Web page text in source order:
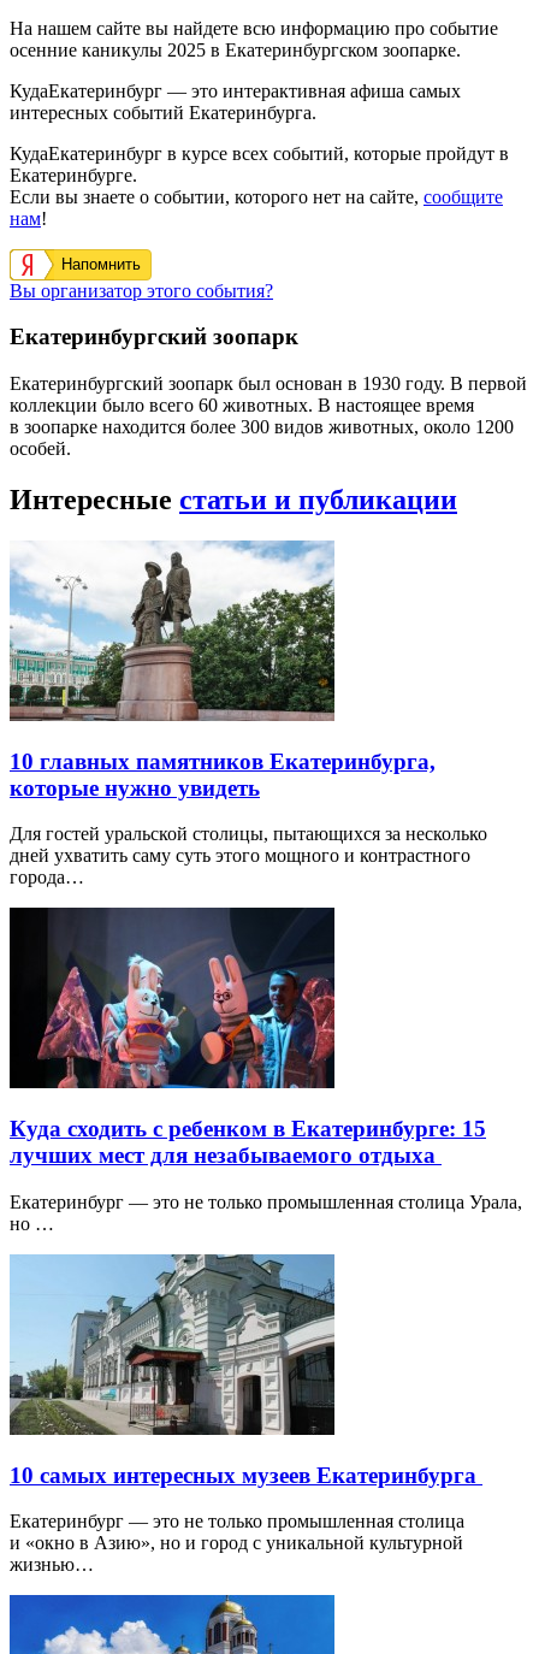
На нашем сайте вы найдете всю информацию про событие
осенние каникулы 2025 в Екатеринбургском зоопарке.
КудаЕкатеринбург — это интерактивная афиша самых
интересных событий Екатеринбурга.
КудаЕкатеринбург в курсе всех событий, которые пройдут в
Екатеринбурге.
Если вы знаете о событии, которого нет на сайте, сообщите
нам!
Напомнить
Вы организатор этого события?
Екатеринбургский зоопарк
Екатеринбургский зоопарк был основан в 1930 году. В первой
коллекции было всего 60 животных. В настоящее время
в зоопарке находится более 300 видов животных, около 1200
особей.
Интересные статьи и публикации
10 главных памятников Екатеринбурга,
которые нужно увидеть
Для гостей уральской столицы, пытающихся за несколько
дней ухватить саму суть этого мощного и контрастного
города…
Куда сходить с ребенком в Екатеринбурге: 15
лучших мест для незабываемого отдыха
Екатеринбург — это не только промышленная столица Урала,
но …
10 самых интересных музеев Екатеринбурга
Екатеринбург — это не только промышленная столица
и «окно в Азию», но и город с уникальной культурной
жизнью…